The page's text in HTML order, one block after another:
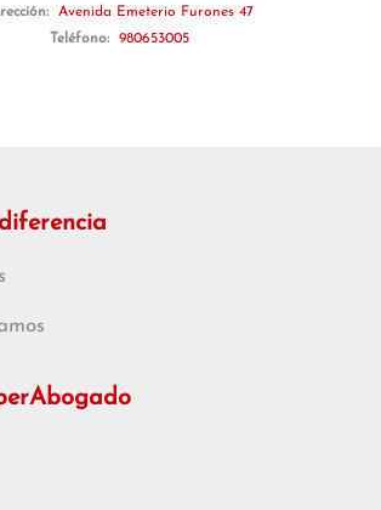
Avenida Emeterio Furones 47
Teléfono:
980653005